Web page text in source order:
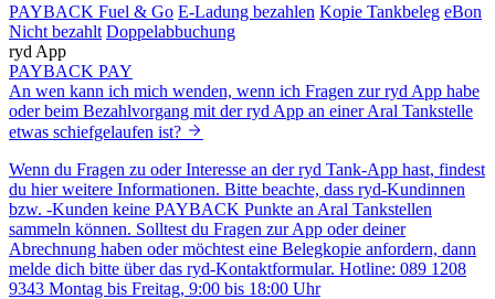
PAYBACK Fuel & Go E-Ladung bezahlen Kopie Tankbeleg eBon
Nicht bezahlt Doppelabbuchung
ryd App
PAYBACK PAY
An wen kann ich mich wenden, wenn ich Fragen zur ryd App habe
oder beim Bezahlvorgang mit der ryd App an einer Aral Tankstelle
etwas schiefgelaufen ist?
Wenn du Fragen zu oder Interesse an der ryd Tank-App hast, findest
du hier weitere Informationen. Bitte beachte, dass ryd-Kundinnen
bzw. -Kunden keine PAYBACK Punkte an Aral Tankstellen
sammeln können. Solltest du Fragen zur App oder deiner
Abrechnung haben oder möchtest eine Belegkopie anfordern, dann
melde dich bitte über das ryd-Kontaktformular. Hotline: 089 1208
9343 Montag bis Freitag, 9:00 bis 18:00 Uhr